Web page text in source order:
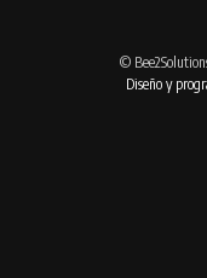
©
Diseño y